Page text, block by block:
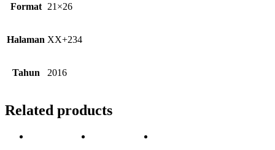
Format 21×26
Halaman XX+234
Tahun 2016
Related products